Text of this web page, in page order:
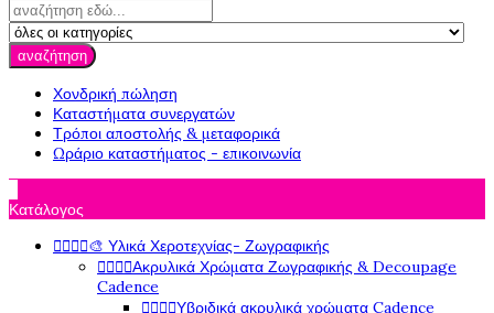
αναζήτηση
Χονδρική πώληση
Καταστήματα συνεργατών
Τρόποι αποστολής & μεταφορικά
Ωράριο καταστήματος - επικοινωνία
Κατάλογος
🎨 Υλικά Χεροτεχνίας- Ζωγραφικής
Ακρυλικά Χρώματα Ζωγραφικής & Decoupage
Cadence
Υβριδικά ακρυλικά χρώματα Cadence